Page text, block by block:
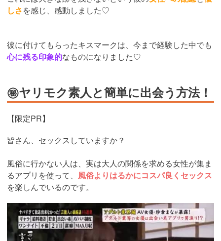
しさを感じ、感動しました♡
彼に付けてもらったキスマークは、今まで経験した中でも
心に残る印象的なものになりました♡
㊙ヤリモク素人と簡単に出会う方法！
【限定PR】
皆さん、セックスしていますか？
風俗に行かない人は、実は大人の関係を求める女性が集ま
るアプリを使って、 風俗よりはるかにコスパ良くセックス
を楽しんでいるのです。